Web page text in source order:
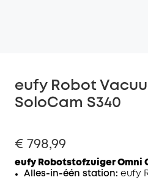
eufy Robot
SoloCam S340
€ 798,99
eufy Robotstofzuiger Omni
Alles-in-één station: eufy